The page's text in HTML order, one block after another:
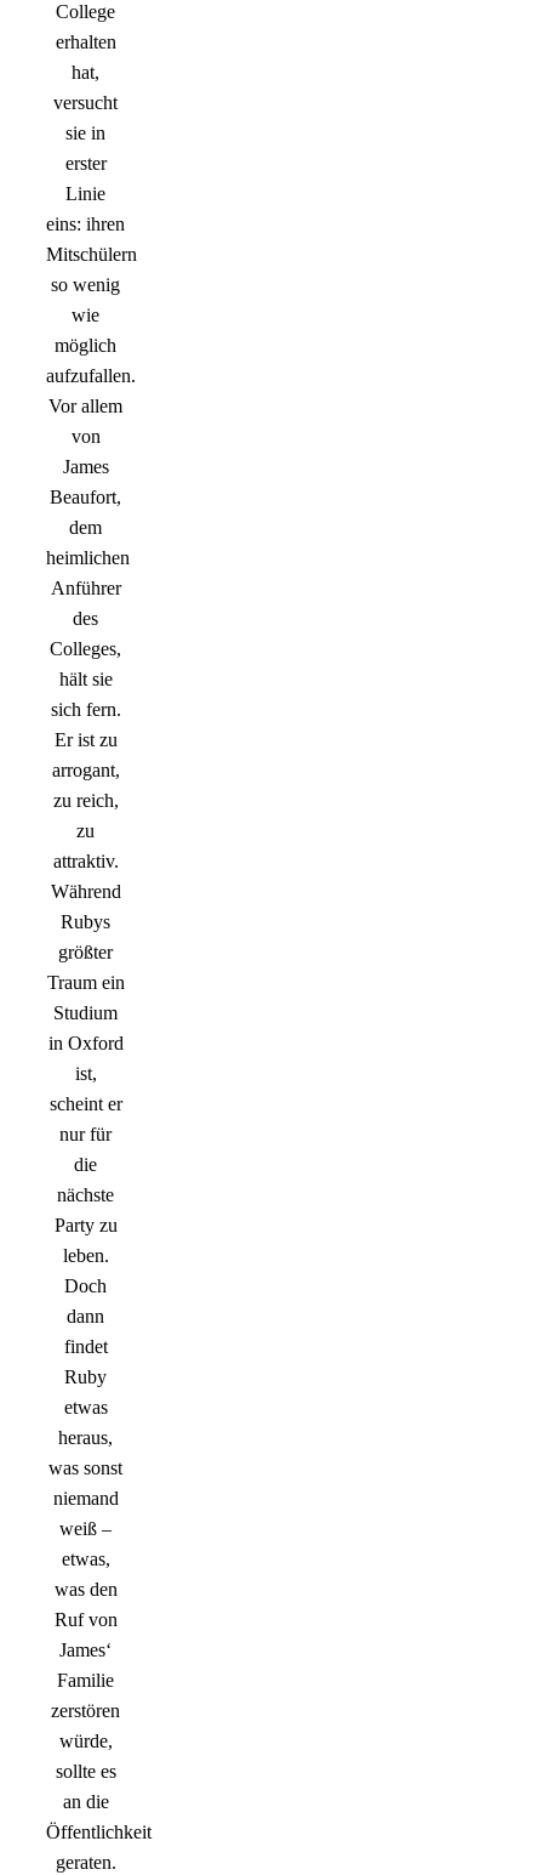
College
erhalten
hat,
versucht
sie in
erster
Linie
eins: ihren
Mitschülern
so wenig
wie
möglich
aufzufallen.
Vor allem
von
James
Beaufort,
dem
heimlichen
Anführer
des
Colleges,
hält sie
sich fern.
Er ist zu
arrogant,
zu reich,
zu
attraktiv.
Während
Rubys
größter
Traum ein
Studium
in Oxford
ist,
scheint er
nur für
die
nächste
Party zu
leben.
Doch
dann
findet
Ruby
etwas
heraus,
was sonst
niemand
weiß –
etwas,
was den
Ruf von
James‘
Familie
zerstören
würde,
sollte es
an die
Öffentlichkeit
geraten.